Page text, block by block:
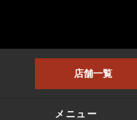
店舗一覧
メニュー